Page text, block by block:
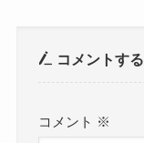
コメントする
コメント ※